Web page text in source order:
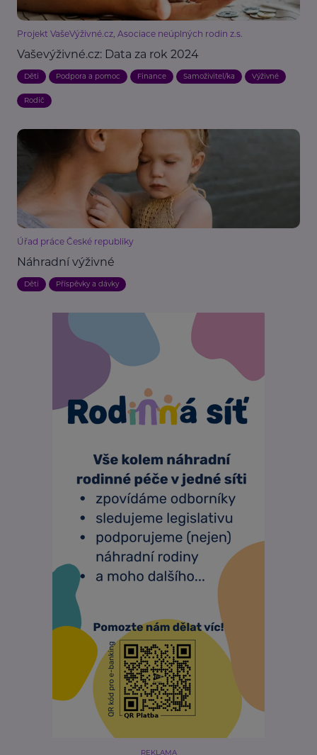
Projekt VašeVýživné.cz, Asociace neúplných rodin z.s.
Vaševýživné.cz: Data za rok 2024
Děti Podpora a pomoc Finance Samoživitel/ka Výživné
Rodič
Úřad práce České republiky
Náhradní výživné
Děti Příspěvky a dávky
REKLAMA